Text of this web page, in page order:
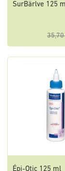
SurBärlve 125
35,70
Épi-Otic 125 ml